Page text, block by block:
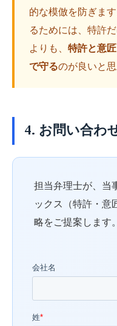
的な模倣を防ぎま
るためには、特許
よりも、 特許と意
で守るのが良いと思
4. お問い合わ
担当弁理士が、当
ックス（特許・意
略をご提案します